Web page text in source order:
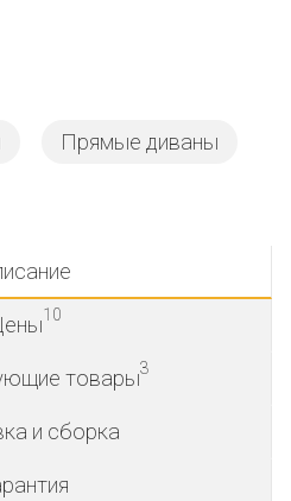
Прямые диваны
10
товары3
и сборка